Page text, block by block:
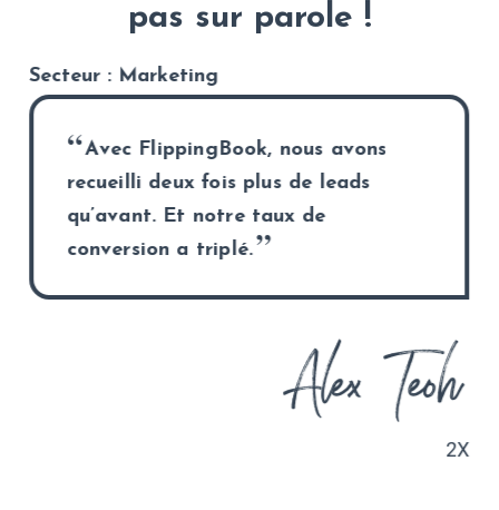
pas sur parole !
Secteur : Marketing
Avec FlippingBook, nous avons
recueilli deux fois plus de leads
qu’avant. Et notre taux de
conversion a triplé.
2X